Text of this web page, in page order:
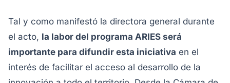
Tal y como manifestó la directora general durante
el acto, la labor del programa ARIES será
importante para difundir esta iniciativa en el
interés de facilitar el acceso al desarrollo de la